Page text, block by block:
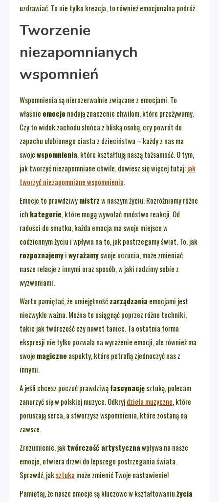
uzdrawiać. To nie tylko kreacja, to również emocjonalna podróż.
Tworzenie
niezapomnianych
wspomnień
Wspomnienia są nierozerwalnie związane z emocjami. To
właśnie emocje nadają znaczenie chwilom, które przeżywamy.
Czy to widok zachodu słońca z bliską osobą, czy powrót do
zapachu ulubionego ciasta z dzieciństwa – każdy z nas ma
swojewspomnienia, które kształtują naszą tożsamość. O tym,
jak tworzyć niezapomniane chwile, dowiesz się więcej tutaj:jak
tworzyć niezapomniane wspomnienia.
Emocje to prawdziwymistrzw naszym życiu. Rozróżniamy różne
ich kategorie, które mogą wywołać mnóstwo reakcji. Od
radości do smutku, każda emocja ma swoje miejsce w
codziennym życiu i wpływa na to, jak postrzegamy świat. To, jak
rozpoznajemyiwyrażamyswoje uczucia, może zmieniać
nasze relacje z innymi oraz sposób, w jaki radzimy sobie z
wyzwaniami.
Warto pamiętać, że umiejętnośćzarządzania emocjami jest
niezwykle ważna. Można to osiągnąć poprzez różne techniki,
takie jak twórczość czy nawet taniec. Ta ostatnia forma
ekspresji nie tylko pozwala na wyrażenie emocji, ale również ma
swoje magiczne aspekty, które potrafią zjednoczyć nas z
innymi.
A jeśli chcesz poczuć prawdziwąfascynacjęsztuką, polecam
zanurzyć się w polskiej muzyce. Odkryjdzieła muzyczne, które
poruszają serca, a stworzysz wspomnienia, które zostaną na
zawsze.
Zrozumienie, jaktwórczość artystycznawpływa na nasze
emocje, otwiera drzwi do lepszego postrzegania świata.
Sprawdź, jaksztuka może zmienić Twoje nastawienie!
Pamiętaj, że nasze emocje są kluczowe w kształtowaniużycia